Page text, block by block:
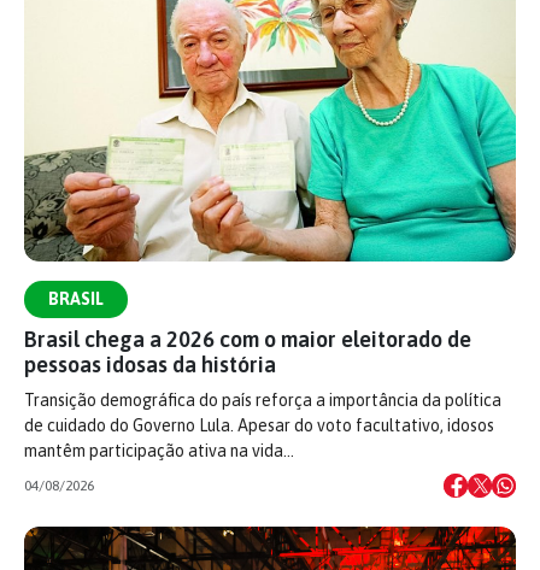
BRASIL
Brasil chega a 2026 com o maior eleitorado de
pessoas idosas da história
Transição demográfica do país reforça a importância da política
de cuidado do Governo Lula. Apesar do voto facultativo, idosos
mantêm participação ativa na vida…
04/08/2026